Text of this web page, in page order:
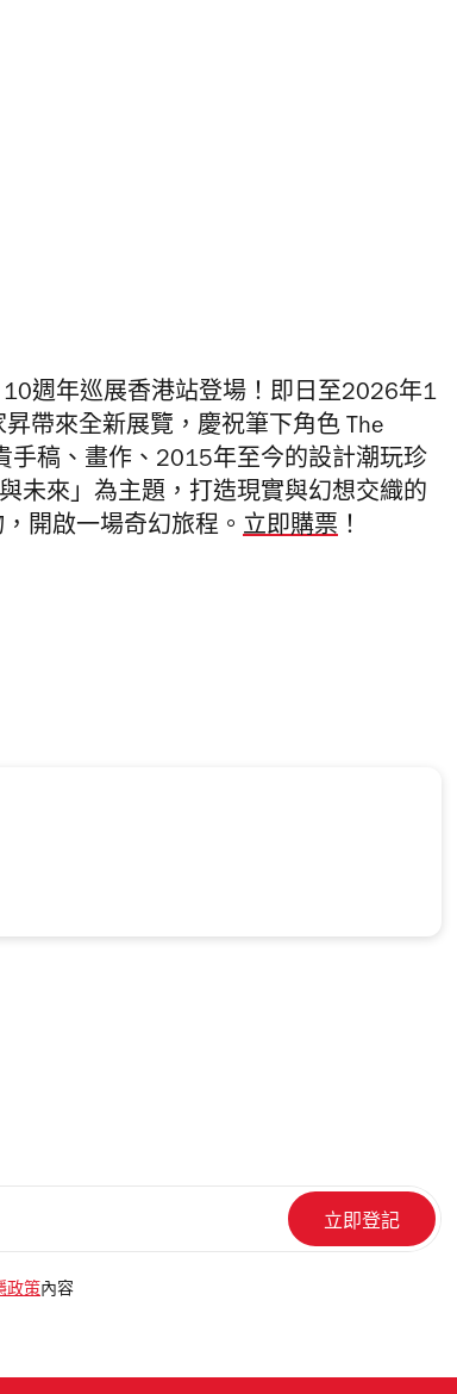
10週年巡展香港站登場！即日至2026年1
帶來全新展覽，慶祝筆下角色 The
手稿、畫作、2015年至今的設計潮玩珍
未來」為主題，打造現實與幻想交織的
開啟一場奇幻旅程。 立即購票 ！
政策 內容